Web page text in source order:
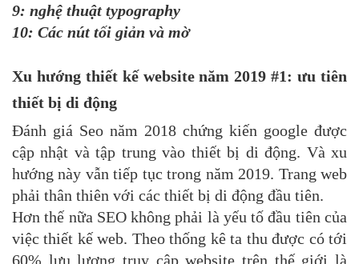
9: nghệ thuật typography
10: Các nút tối giản và mờ
Xu hướng thiết kế website năm 2019 #1: ưu tiên
thiết bị di động
Đánh giá Seo năm 2018 chứng kiến google được
cập nhật và tập trung vào thiết bị di động. Và xu
hướng này vẫn tiếp tục trong năm 2019. Trang web
phải thân thiên với các thiết bị di động đầu tiên.
Hơn thế nữa SEO không phải là yếu tố đầu tiên của
việc thiết kế web. Theo thống kê ta thu được có tới
60% lưu lượng truy cập website trên thế giới là